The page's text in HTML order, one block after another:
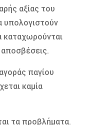
αξίας του
υπολογιστούν
καταχωρούνται
παγίου
καµία
τα προβλήµατα.